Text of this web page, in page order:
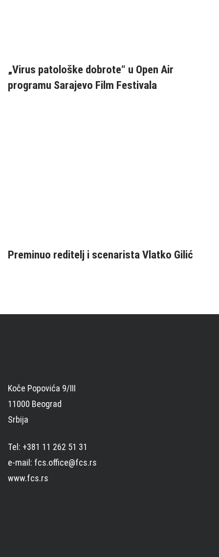
„Virus patološke dobrote“ u Open Air
programu Sarajevo Film Festivala
Preminuo reditelj i scenarista Vlatko Gilić
Koče Popovića 9/III
11000 Beograd
Srbija
Tel: +381 11 262 51 31
e-mail: fcs.office@fcs.rs
www.fcs.rs